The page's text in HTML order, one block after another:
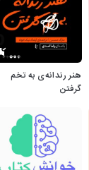
هنر رندانه‌ی به تخم
گرفتن